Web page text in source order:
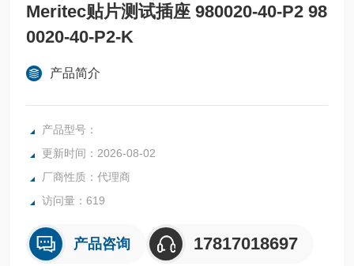
Meritec贴片测试插座 980020-40-P2 98
0020-40-P2-K
产品简介
产品型号：
更新时间：2026-08-02
厂商性质：代理商
访问量：619
产品咨询 17817018697